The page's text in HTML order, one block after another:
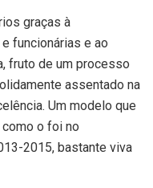
graças à
funcionárias e ao
fruto de um processo
assentado na
Um modelo que
o foi no
2015, bastante viva